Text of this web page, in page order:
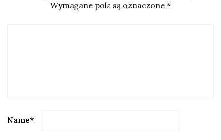
Wymagane pola są oznaczone *
Name*